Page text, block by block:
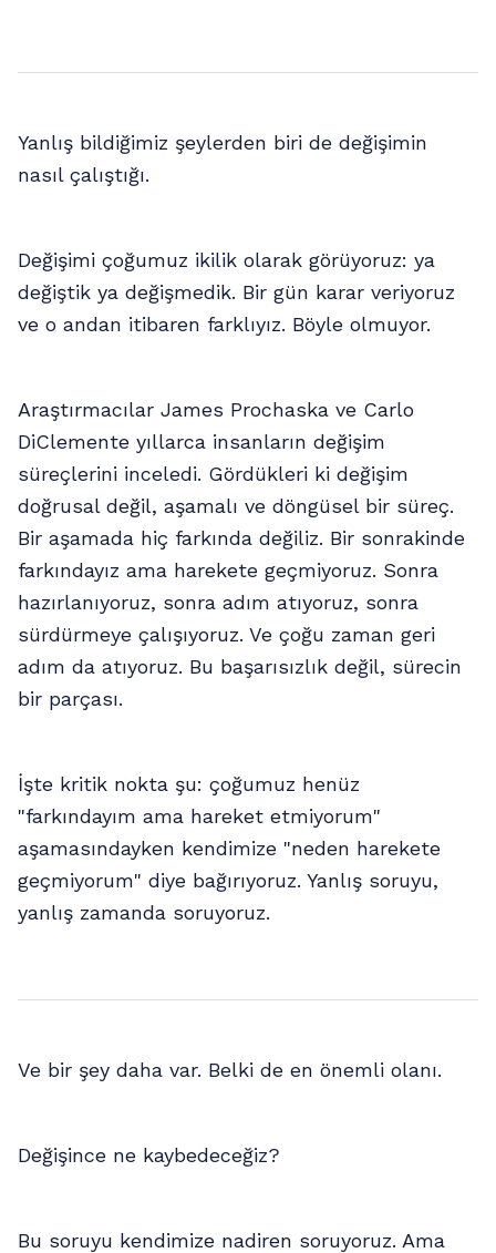
Yanlış bildiğimiz şeylerden biri de değişimin
nasıl çalıştığı.
Değişimi çoğumuz ikilik olarak görüyoruz: ya
değiştik ya değişmedik. Bir gün karar veriyoruz
ve o andan itibaren farklıyız. Böyle olmuyor.
Araştırmacılar James Prochaska ve Carlo
DiClemente yıllarca insanların değişim
süreçlerini inceledi. Gördükleri ki değişim
doğrusal değil, aşamalı ve döngüsel bir süreç.
Bir aşamada hiç farkında değiliz. Bir sonrakinde
farkındayız ama harekete geçmiyoruz. Sonra
hazırlanıyoruz, sonra adım atıyoruz, sonra
sürdürmeye çalışıyoruz. Ve çoğu zaman geri
adım da atıyoruz. Bu başarısızlık değil, sürecin
bir parçası.
İşte kritik nokta şu: çoğumuz henüz
"farkındayım ama hareket etmiyorum"
aşamasındayken kendimize "neden harekete
geçmiyorum" diye bağırıyoruz. Yanlış soruyu,
yanlış zamanda soruyoruz.
Ve bir şey daha var. Belki de en önemli olanı.
Değişince ne kaybedeceğiz?
Bu soruyu kendimize nadiren soruyoruz. Ama